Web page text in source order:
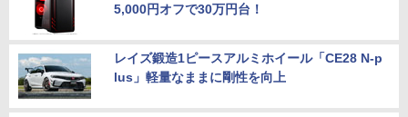
5,000円オフで30万円台！
レイズ鍛造1ピースアルミホイール「CE28 N-p
lus」軽量なままに剛性を向上